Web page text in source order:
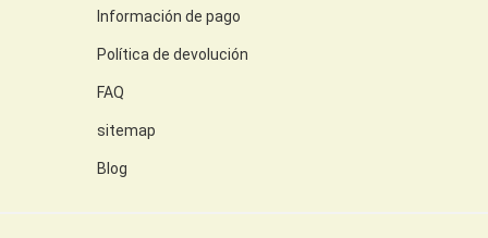
Información de pago
Política de devolución
FAQ
sitemap
Blog